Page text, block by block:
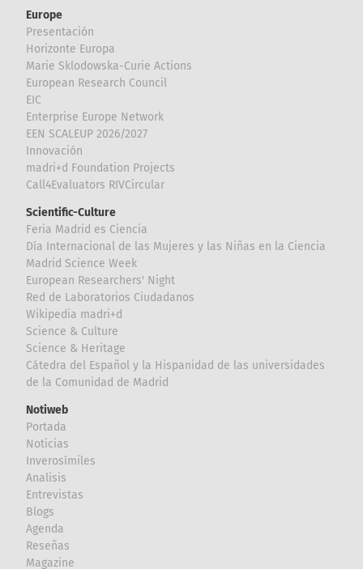
Europe
Presentación
Horizonte Europa
Marie Sklodowska-Curie Actions
European Research Council
EIC
Enterprise Europe Network
EEN SCALEUP 2026/2027
Innovación
madri+d Foundation Projects
Call4Evaluators RIVCircular
Scientific-Culture
Feria Madrid es Ciencia
Día Internacional de las Mujeres y las Niñas en la Ciencia
Madrid Science Week
European Researchers' Night
Red de Laboratorios Ciudadanos
Wikipedia madri+d
Science & Culture
Science & Heritage
Cátedra del Español y la Hispanidad de las universidades
de la Comunidad de Madrid
Notiweb
Portada
Noticias
Inverosímiles
Analisis
Entrevistas
Blogs
Agenda
Reseñas
Magazine